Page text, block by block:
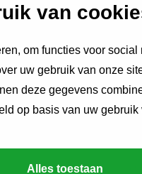
van
om functies voor social
uw gebruik van onze
deze gegevens
op basis van uw gebruik
Alles toestaan